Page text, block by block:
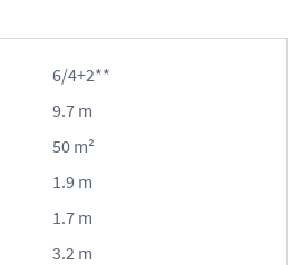
6/4+2**
9.7 m
50 m²
1.9 m
1.7 m
3.2 m